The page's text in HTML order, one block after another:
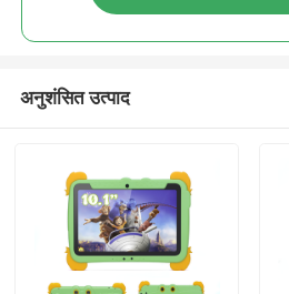
अनुशंसित उत्पाद